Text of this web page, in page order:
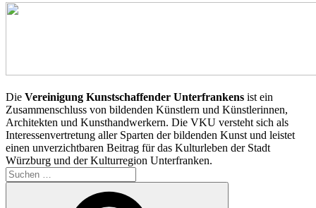
Die Vereinigung Kunstschaffender Unterfrankens ist ein
Zusammenschluss von bildenden Künstlern und Künstlerinnen,
Architekten und Kunsthandwerkern. Die VKU versteht sich als
Interessenvertretung aller Sparten der bildenden Kunst und leistet
einen unverzichtbaren Beitrag für das Kulturleben der Stadt
Würzburg und der Kulturregion Unterfranken.
Suchen
nach: